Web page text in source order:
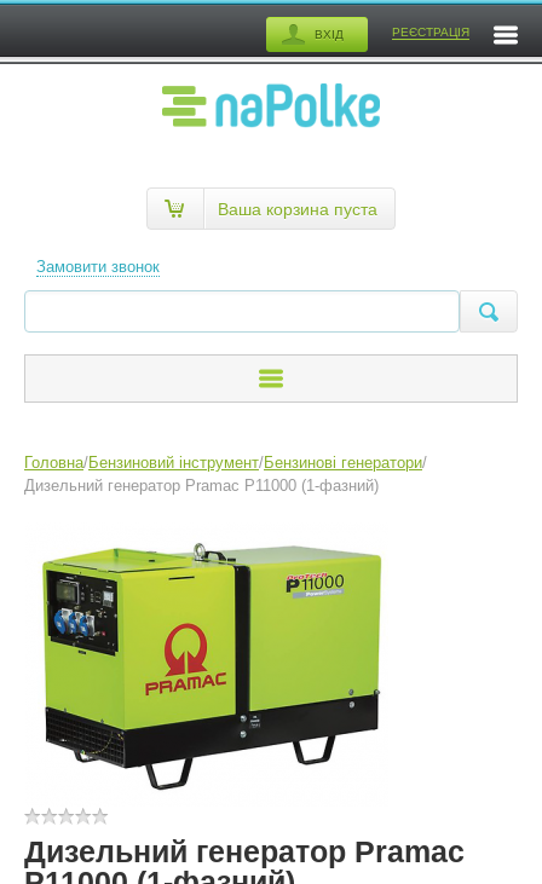
ВХІД РЕЄСТРАЦІЯ
Замовити звонок
Ваша корзина пуста
Головна/Бензиновий інструмент/Бензинові генератори/
Дизельний генератор Pramac P11000 (1-фазний)
Дизельний генератор Pramac